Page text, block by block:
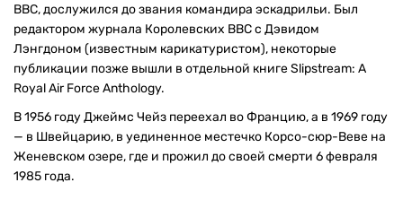
ВВС, дослужился до звания командира эскадрильи. Был
редактором журнала Королевских ВВС с Дэвидом
Лэнгдоном (известным карикатуристом), некоторые
публикации позже вышли в отдельной книге Slipstream: A
Royal Air Force Anthology.
В 1956 году Джеймс Чейз переехал во Францию, а в 1969 году
— в Швейцарию, в уединенное местечко Корсо-сюр-Веве на
Женевском озере, где и прожил до своей смерти 6 февраля
1985 года.